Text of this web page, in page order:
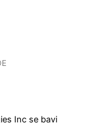
Inc se bavi